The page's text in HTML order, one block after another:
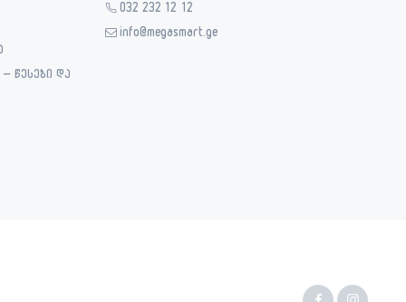
წესები და
032 232 12 12
info@megasmart.ge